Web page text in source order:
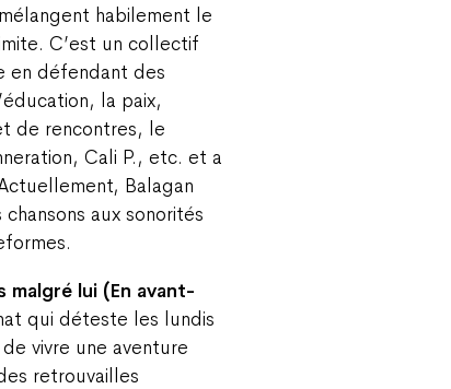
habilement le
C’est un collectif
en défendant des
la paix,
de rencontres, le
Cali P., etc. et a
Balagan
aux sonorités
malgré lui (En avant-
qui déteste les lundis
vivre une aventure
retrouvailles